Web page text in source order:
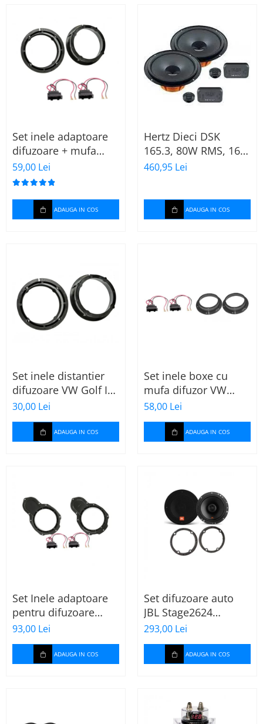
Set inele adaptoare
difuzoare + mufa
adaptor difuzor VW
Golf IV
59,00 Lei
ADAUGA IN COS
Hertz Dieci DSK
165.3, 80W RMS, 16.5
cm, 2 cai, boxe auto
460,95 Lei
ADAUGA IN COS
Set inele distantier
difuzoare VW Golf IV
(1996-2005) 165mm
30,00 Lei
ADAUGA IN COS
Set inele boxe cu
mufa difuzor VW
Skoda
58,00 Lei
ADAUGA IN COS
Set Inele adaptoare
pentru difuzoare
auto cu conectori VW
Passat B6 fata
93,00 Lei
ADAUGA IN COS
Set difuzoare auto
JBL Stage2624
Mercedes Vito/Viano,
VW Crafter
293,00 Lei
ADAUGA IN COS